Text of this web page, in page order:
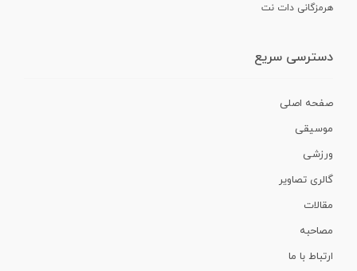
هرمزگانی دات نت
دسترسی سریع
صفحه اصلی
موسیقی
ورزشی
گالری تصاویر
مقالات
مصاحبه
ارتباط با ما